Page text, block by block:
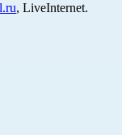
, LiveInternet.